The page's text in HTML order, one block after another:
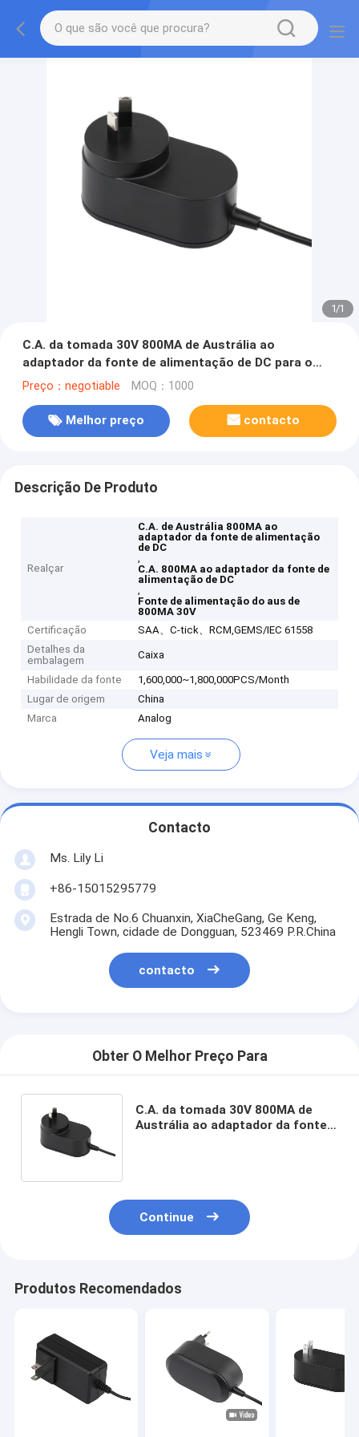
1/1
C.A. da tomada 30V 800MA de Austrália ao
adaptador da fonte de alimentação de DC para o
aspirador de p30
Preço：negotiable MOQ：1000
Melhor preço contacto
Descrição De Produto
Realçar
C.A. de Austrália 800MA ao
adaptador da fonte de alimentação
de DC
,
C.A. 800MA ao adaptador da fonte de
alimentação de DC
,
Fonte de alimentação do aus de
800MA 30V
Certificação
SAA、C-tick、RCM,GEMS/IEC 61558
Detalhes da
embalagem
Caixa
Habilidade da fonte
1,600,000~1,800,000PCS/Month
Lugar de origem
China
Marca
Analog
Veja mais
Contacto
Ms. Lily Li
+86-15015295779
Estrada de No.6 Chuanxin, XiaCheGang, Ge Keng,
Hengli Town, cidade de Dongguan, 523469 P.R.China
contacto
Obter O Melhor Preço Para
C.A. da tomada 30V 800MA de
Austrália ao adaptador da fonte
Continue
Produtos Recomendados